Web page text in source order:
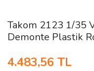
Takom 2123 1/35
Demonte Plastik
4.483,56 TL